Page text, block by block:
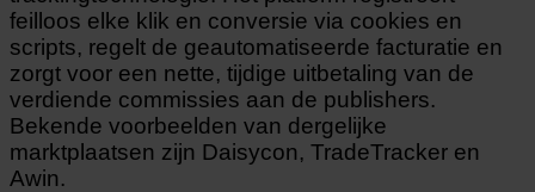
feilloos elke klik en conversie via cookies en
scripts, regelt de geautomatiseerde facturatie en
zorgt voor een nette, tijdige uitbetaling van de
verdiende commissies aan de publishers.
Bekende voorbeelden van dergelijke
marktplaatsen zijn Daisycon, TradeTracker en
Awin.